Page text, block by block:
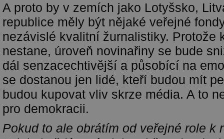
A proto by v zemích jako Lotyšsko,
republice měly být nějaké veřejné
nezávislé kvalitní žurnalistiky. Protože
nestane, úroveň novinařiny se bude
dál senzacechtivější a působící na
se dostanou jen lidé, kteří budou mít
budou kupovat vliv skrze média. A to
pro demokracii.
Pokud to ale obrátím od veřejné role k